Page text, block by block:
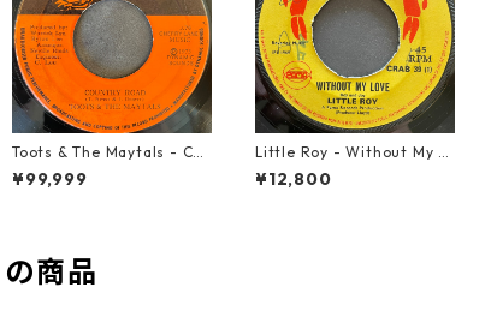
Toots & The Maytals - Cou
ntry Road【7-21951】
¥99,999
Little Roy - Without My L
ove【7-21990】
¥12,800
商品